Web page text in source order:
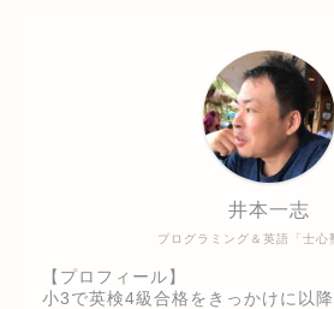
プログラミング＆英語「士心
井本一志
【プロフィール】
小3で英検4級合格をきっかけに以